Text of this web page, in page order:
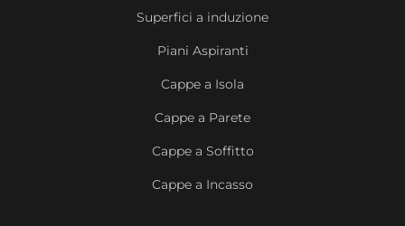
Superfici a induzione
Piani Aspiranti
Cappe a Isola
Cappe a Parete
Cappe a Soffitto
Cappe a Incasso